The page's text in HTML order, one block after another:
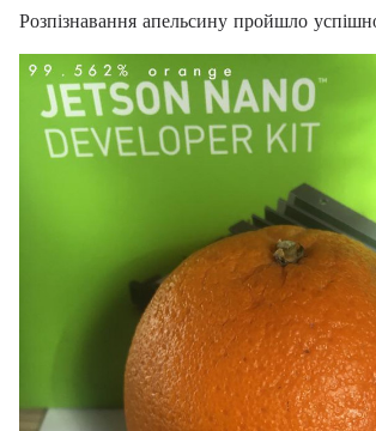
Розпізнавання апельсину пройшло